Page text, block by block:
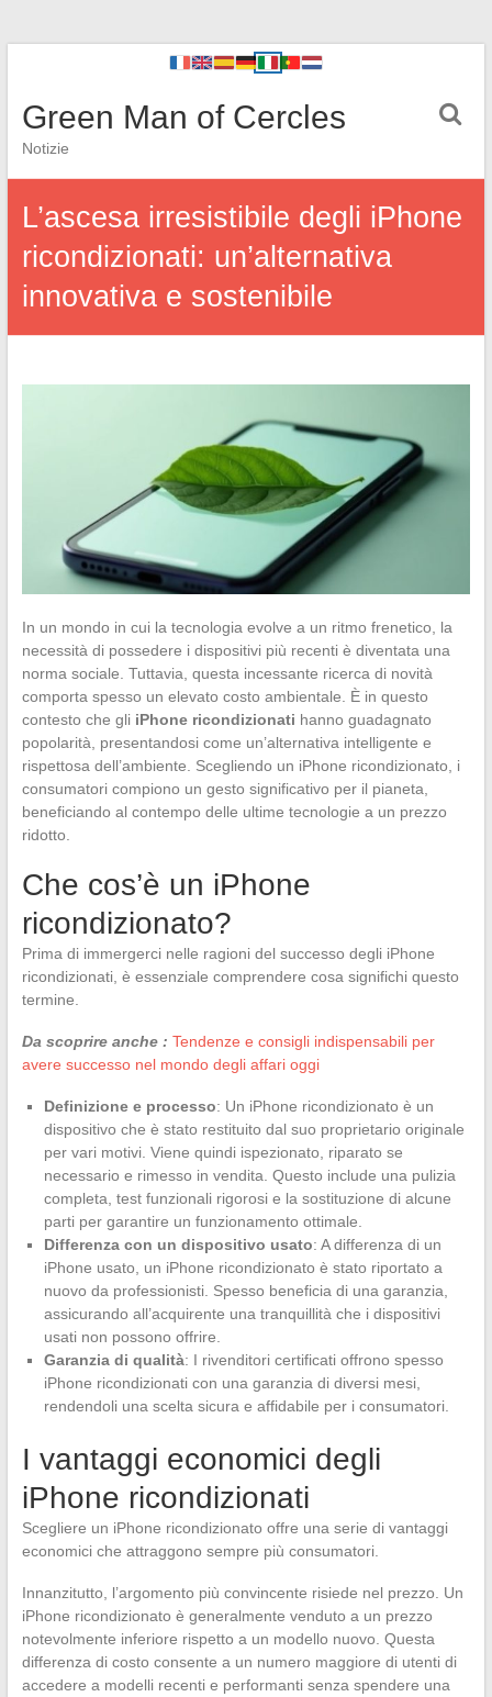
Green Man of Cercles
Notizie
L’ascesa irresistibile degli iPhone
ricondizionati: un’alternativa
innovativa e sostenibile
In un mondo in cui la tecnologia evolve a un ritmo frenetico, la
necessità di possedere i dispositivi più recenti è diventata una
norma sociale. Tuttavia, questa incessante ricerca di novità
comporta spesso un elevato costo ambientale. È in questo
contesto che gli iPhone ricondizionati hanno guadagnato
popolarità, presentandosi come un’alternativa intelligente e
rispettosa dell’ambiente. Scegliendo un iPhone ricondizionato, i
consumatori compiono un gesto significativo per il pianeta,
beneficiando al contempo delle ultime tecnologie a un prezzo
ridotto.
Che cos’è un iPhone
ricondizionato?
Prima di immergerci nelle ragioni del successo degli iPhone
ricondizionati, è essenziale comprendere cosa significhi questo
termine.
Da scoprire anche : Tendenze e consigli indispensabili per
avere successo nel mondo degli affari oggi
Definizione e processo: Un iPhone ricondizionato è un
dispositivo che è stato restituito dal suo proprietario originale
per vari motivi. Viene quindi ispezionato, riparato se
necessario e rimesso in vendita. Questo include una pulizia
completa, test funzionali rigorosi e la sostituzione di alcune
parti per garantire un funzionamento ottimale.
Differenza con un dispositivo usato: A differenza di un
iPhone usato, un iPhone ricondizionato è stato riportato a
nuovo da professionisti. Spesso beneficia di una garanzia,
assicurando all’acquirente una tranquillità che i dispositivi
usati non possono offrire.
Garanzia di qualità: I rivenditori certificati offrono spesso
iPhone ricondizionati con una garanzia di diversi mesi,
rendendoli una scelta sicura e affidabile per i consumatori.
I vantaggi economici degli
iPhone ricondizionati
Scegliere un iPhone ricondizionato offre una serie di vantaggi
economici che attraggono sempre più consumatori.
Innanzitutto, l’argomento più convincente risiede nel prezzo. Un
iPhone ricondizionato è generalmente venduto a un prezzo
notevolmente inferiore rispetto a un modello nuovo. Questa
differenza di costo consente a un numero maggiore di utenti di
accedere a modelli recenti e performanti senza spendere una